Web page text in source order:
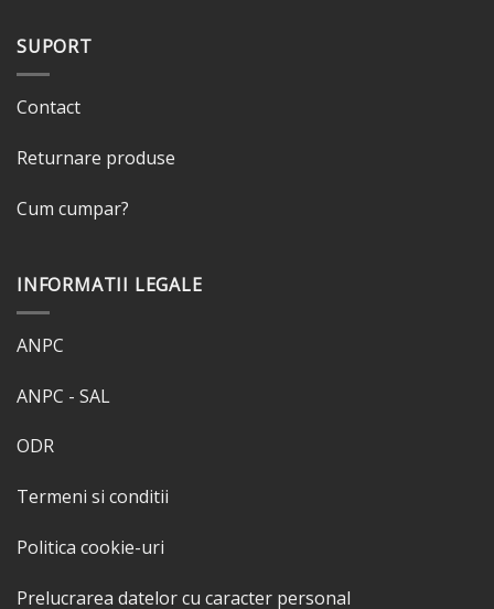
SUPORT
Contact
Returnare produse
Cum cumpar?
INFORMATII LEGALE
ANPC
ANPC - SAL
ODR
Termeni si conditii
Politica cookie-uri
Prelucrarea datelor cu caracter personal